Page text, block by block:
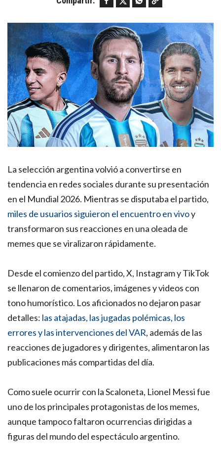
La selección argentina volvió a convertirse en
tendencia en redes sociales durante su presentación
en el Mundial 2026. Mientras se disputaba el partido,
miles de usuarios siguieron el encuentro en vivoy
transformaron sus reacciones en una oleada de
memes que se viralizaron rápidamente.
Desde el comienzo del partido, X, Instagram y TikTok
se llenaron de comentarios, imágenes y videos con
tono humorístico. Los aficionados no dejaron pasar
detalles: las atajadas, las jugadas polémicas, los
errores y las intervenciones del VAR, además de las
reacciones de jugadores y dirigentes, alimentaron las
publicaciones más compartidas del día.
Como suele ocurrir con la Scaloneta, Lionel Messi fue
uno de los principales protagonistas de los memes,
aunque tampoco faltaron ocurrencias dirigidas a
figuras del mundo del espectáculo argentino.